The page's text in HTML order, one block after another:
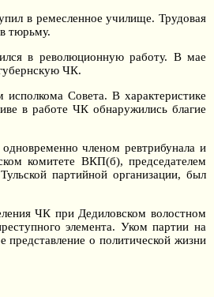
в ремесленное училище. Трудовая
тюрьму.
в революционную работу. В мае
ЧК.
Совета. В характеристике
в работе ЧК обнаружились благие
членом ревтрибунала и
комитете ВКП(б), председателем
партийной организации, был
ЧК при Дедиловском волостном
элемента. Уком партии на
представление о политической жизни